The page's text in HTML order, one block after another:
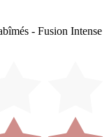
- Fusion Intense